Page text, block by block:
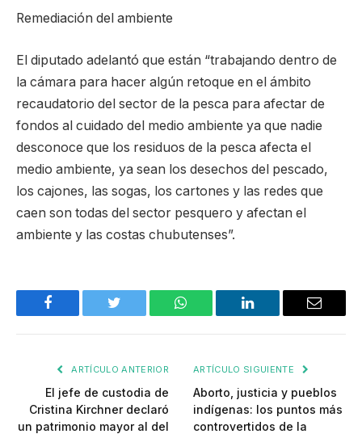
Remediación del ambiente
El diputado adelantó que están “trabajando dentro de
la cámara para hacer algún retoque en el ámbito
recaudatorio del sector de la pesca para afectar de
fondos al cuidado del medio ambiente ya que nadie
desconoce que los residuos de la pesca afecta el
medio ambiente, ya sean los desechos del pescado,
los cajones, las sogas, los cartones y las redes que
caen son todas del sector pesquero y afectan el
ambiente y las costas chubutenses”.
Facebook Twitter WhatsApp LinkedIn Email
ARTÍCULO ANTERIOR
El jefe de custodia de
Cristina Kirchner declaró
un patrimonio mayor al del
ARTÍCULO SIGUIENTE
Aborto, justicia y pueblos
indígenas: los puntos más
controvertidos de la